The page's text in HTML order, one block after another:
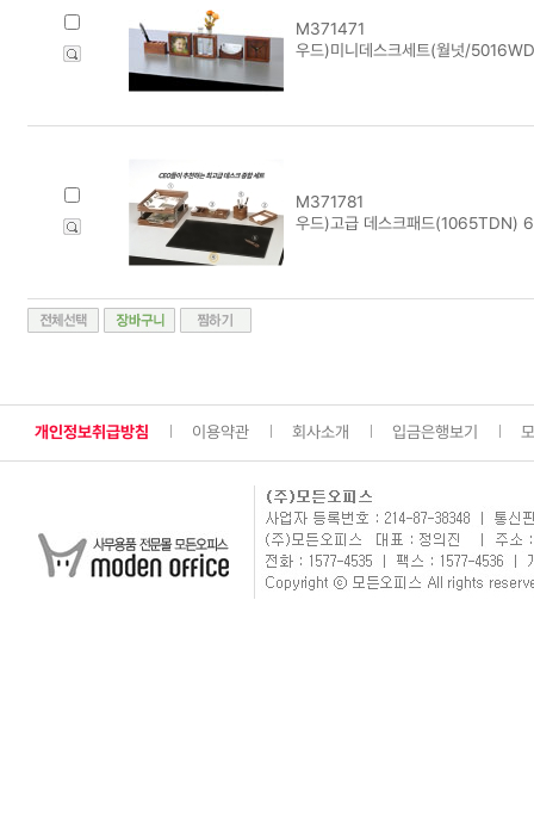
M371471
우드)미니데스크세트(월넛/
M371781
우드)고급 데스크패드
개인정보취급방침 이용약관 회사소개 입금은행보기